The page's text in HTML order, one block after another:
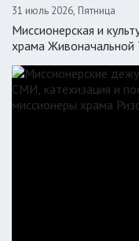
31 июль 2026, Пятница
Миссионерская и культурно-
храма